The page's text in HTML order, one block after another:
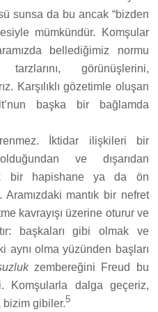
sunsa da bu ancak “bizden
mümkündür. Komşular
bellediğimiz normu
görünüşlerini,
Karşılıklı gözetimle oluşan
başka bir bağlamda
İktidar ilişkileri bir
ve dışarıdan
bir hapishane ya da ön
mantık bir nefret
kavrayışı üzerine oturur ve
başkaları gibi olmak ve
aynı olma yüzünden başları
zembereğini Freud bu
Komşularla dalga geçeriz,
bizim gibiler.5